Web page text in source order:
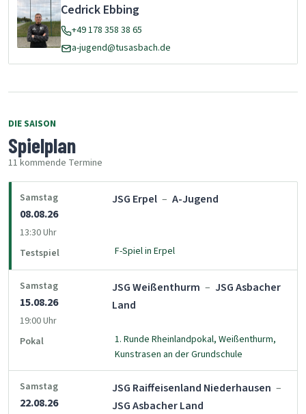
Cedrick Ebbing
+49 178 358 38 65
a-jugend@tusasbach.de
DIE SAISON
Spielplan
11 kommende Termine
Samstag
08.08.26
13:30 Uhr
JSG Erpel – A-Jugend
Testspiel F-Spiel in Erpel
Samstag
15.08.26
19:00 Uhr
JSG Weißenthurm – JSG Asbacher
Land
Pokal
1. Runde Rheinlandpokal, Weißenthurm,
Kunstrasen an der Grundschule
Samstag
22.08.26
JSG Raiffeisenland Niederhausen –
JSG Asbacher Land